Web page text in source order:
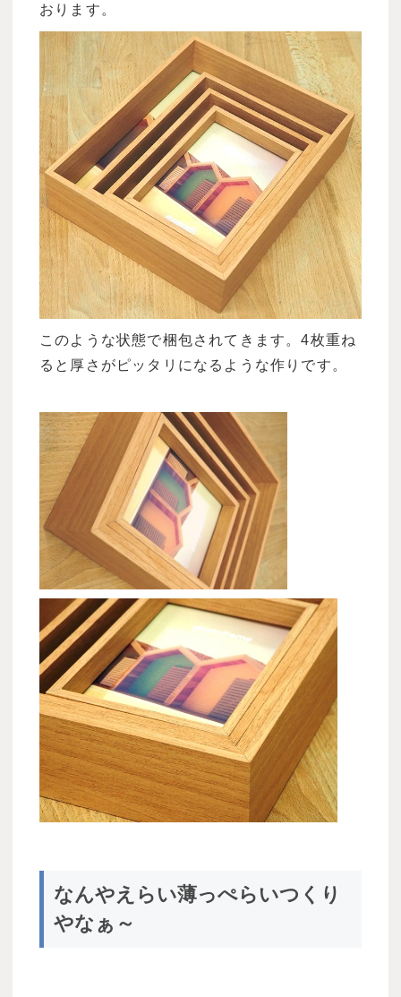
おります。
このような状態で梱包されてきます。4枚重ね
ると厚さがピッタリになるような作りです。
なんやえらい薄っぺらいつくり
やなぁ～